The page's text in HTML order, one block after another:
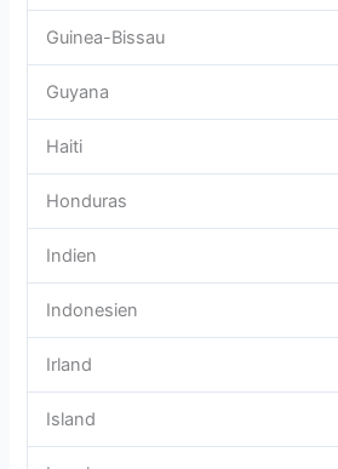
Guinea-Bissau
Guyana
Haiti
Honduras
Indien
Indonesien
Irland
Island